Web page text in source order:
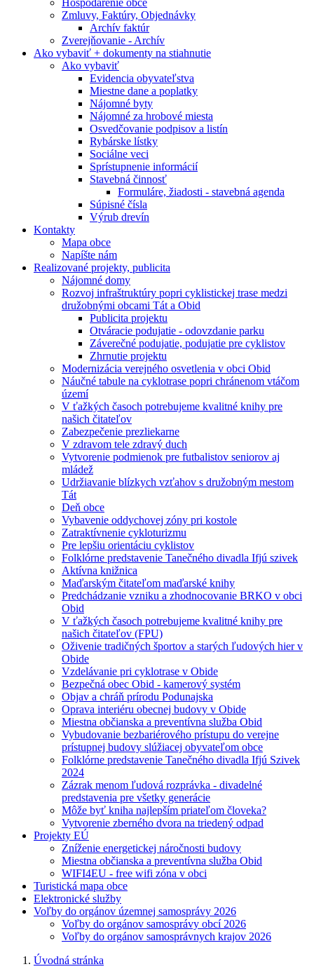
Zmluvy, Faktúry, Objednávky
Archív faktúr
Zverejňovanie - Archív
Ako vybaviť + dokumenty na stiahnutie
Ako vybaviť
Evidencia obyvateľstva
Miestne dane a poplatky
Nájomné byty
Nájomné za hrobové miesta
Osvedčovanie podpisov a listín
Rybárske lístky
Sociálne veci
Sprístupnenie informácií
Stavebná činnosť
Formuláre, žiadosti - stavebná agenda
Súpisné čísla
Výrub drevín
Kontakty
Mapa obce
Napíšte nám
Realizované projekty, publicita
Nájomné domy
Rozvoj infraštruktúry popri cyklistickej trase medzi
družobnými obcami Tát a Obid
Publicita projektu
Otváracie podujatie - odovzdanie parku
Záverečné podujatie, podujatie pre cyklistov
Zhrnutie projektu
Modernizácia verejného osvetlenia v obci Obid
Náučné tabule na cyklotrase popri chránenom vtáčom
území
V ťažkých časoch potrebujeme kvalitné knihy pre
našich čitateľov
Zabezpečenie prezliekarne
V zdravom tele zdravý duch
Vytvorenie podmienok pre futbalistov seniorov aj
mládež
Udržiavanie blízkych vzťahov s družobným mestom
Tát
Deň obce
Vybavenie oddychovej zóny pri kostole
Zatraktívnenie cykloturizmu
Pre lepšiu orientáciu cyklistov
Folklórne predstavenie Tanečného divadla Ifjú szivek
Aktívna knižnica
Maďarským čitateľom maďarské knihy
Predchádzanie vzniku a zhodnocovanie BRKO v obci
Obid
V ťažkých časoch potrebujeme kvalitné knihy pre
našich čitateľov (FPU)
Oživenie tradičných športov a starých ľudových hier v
Obide
Vzdelávanie pri cyklotrase v Obide
Bezpečná obec Obid - kamerový systém
Objav a chráň prírodu Podunajska
Oprava interiéru obecnej budovy v Obide
Miestna občianska a preventívna služba Obid
Vybudovanie bezbariérového prístupu do verejne
prístupnej budovy slúžiacej obyvateľom obce
Folklórne predstavenie Tanečného divadla Ifjú Szivek
2024
Zázrak menom ľudová rozprávka - divadelné
predstavenia pre všetky generácie
Môže byť kniha najlepším priateľom človeka?
Vytvorenie zberného dvora na triedený odpad
Projekty EÚ
Zníženie energetickej náročnosti budovy
Miestna občianska a preventívna služba Obid
WIFI4EU - free wifi zóna v obci
Turistická mapa obce
Elektronické služby
Voľby do orgánov územnej samosprávy 2026
Voľby do orgánov samosprávy obcí 2026
Voľby do orgánov samosprávnych krajov 2026
Úvodná stránka